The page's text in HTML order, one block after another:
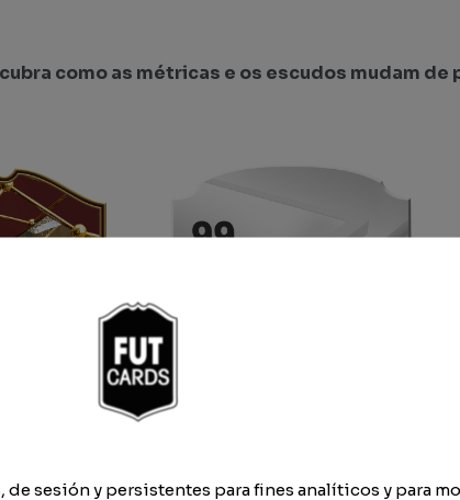
como as métricas e os escudos mudam de
sesión y persistentes para fines analíticos y para